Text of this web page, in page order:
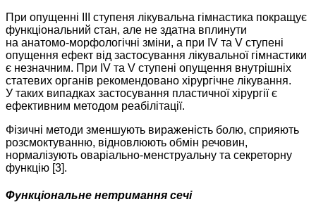
При опущенні ІІІ ступеня лікувальна гімнастика покращує
функціональний стан, але не здатна вплинути
на анатомо-морфологічні зміни, а при IV та V ступені
опущення ефект від застосування лікувальної гімнастики
є незнач­ним. При IV та V ступені опущення внутрішніх
статевих органів рекомендовано хірургічне лікування.
У таких випадках застосування пластичної хірургії є
ефективним методом реабілітації.
Фізичні методи зменшують вираженість болю, сприяють
розсмоктуванню, відновлюють обмін речовин,
нормалізують оваріально-менструальну та секреторну
функцію [3].
Функціональне нетримання сечі